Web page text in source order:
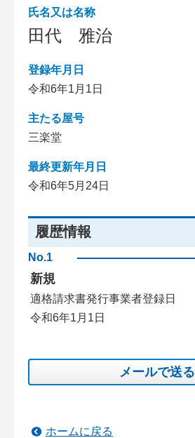
氏名又は名称
田代 雅治
登録年月日
令和6年1月1日
主たる屋号
三楽堂
最終更新年月日
令和6年5月24日
履歴情報
No.1
新規
適格請求書発行事業者登録日
令和6年1月1日
メールで送る
ホームに戻る